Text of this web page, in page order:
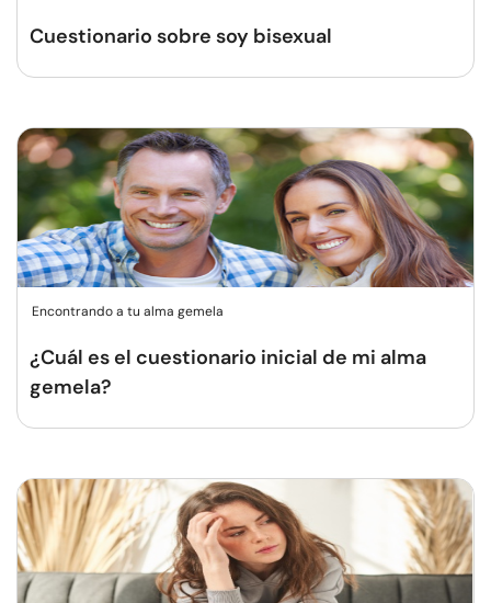
Cuestionario sobre soy bisexual
Encontrando a tu alma gemela
¿Cuál es el cuestionario inicial de mi alma
gemela?